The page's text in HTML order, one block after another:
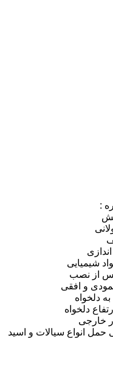
:
شیمیایی
پس از نصب
و افقی
دلخواه
دلخواه
خارجی
حمل انواع سیالات و اسید